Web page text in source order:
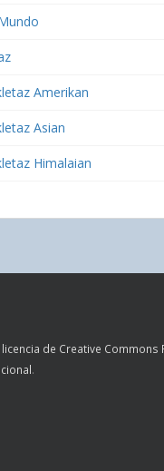
Amerikan
Asian
Himalaian
licencia de Creative Commons
.